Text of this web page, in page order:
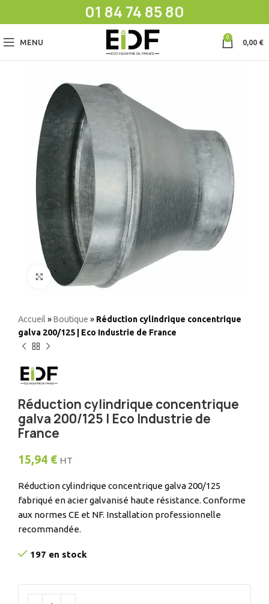
01 84 74 85 80
MENU
0
0,00 €
Elargir
Accueil »Boutique » Réduction cylindrique concentrique
galva 200/125 | Eco Industrie de France
Réduction cylindrique concentrique
galva 200/125 | Eco Industrie de
France
15,94 € HT
Réduction cylindrique concentrique galva 200/125
fabriqué en acier galvanisé haute résistance. Conforme
aux normes CE et NF. Installation professionnelle
recommandée.
197 en stock